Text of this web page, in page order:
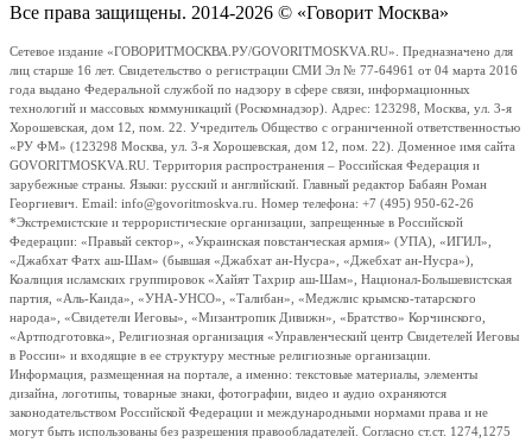
Все права защищены. 2014-2026 © «Говорит Москва»
Сетевое издание «ГОВОРИТМОСКВА.РУ/GOVORITMOSKVA.RU». Предназначено для
лиц старше 16 лет. Свидетельство о регистрации СМИ Эл № 77-64961 от 04 марта 2016
года выдано Федеральной службой по надзору в сфере связи, информационных
технологий и массовых коммуникаций (Роскомнадзор). Адрес: 123298, Москва, ул. 3-я
Хорошевская, дом 12, пом. 22. Учредитель Общество с ограниченной ответственностью
«РУ ФМ» (123298 Москва, ул. 3-я Хорошевская, дом 12, пом. 22). Доменное имя сайта
GOVORITMOSKVA.RU. Территория распространения – Российская Федерация и
зарубежные страны. Языки: русский и английский. Главный редактор Бабаян Роман
Георгиевич. Email: info@govoritmoskva.ru. Номер телефона: +7 (495) 950-62-26
*Экстремистские и террористические организации, запрещенные в Российской
Федерации: «Правый сектор», «Украинская повстанческая армия» (УПА), «ИГИЛ»,
«Джабхат Фатх аш-Шам» (бывшая «Джабхат ан-Нусра», «Джебхат ан-Нусра»),
Коалиция исламских группировок «Хайят Тахрир аш-Шам», Национал-Большевистская
партия, «Аль-Каида», «УНА-УНСО», «Талибан», «Меджлис крымско-татарского
народа», «Свидетели Иеговы», «Мизантропик Дивижн», «Братство» Корчинского,
«Артподготовка», Религиозная организация «Управленческий центр Свидетелей Иеговы
в России» и входящие в ее структуру местные религиозные организации.
Информация, размещенная на портале, а именно: текстовые материалы, элементы
дизайна, логотипы, товарные знаки, фотографии, видео и аудио охраняются
законодательством Российской Федерации и международными нормами права и не
могут быть использованы без разрешения правообладателей. Согласно ст.ст. 1274,1275